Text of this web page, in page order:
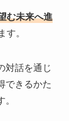
む未来へ進
す。
対話を通じ
できるかた